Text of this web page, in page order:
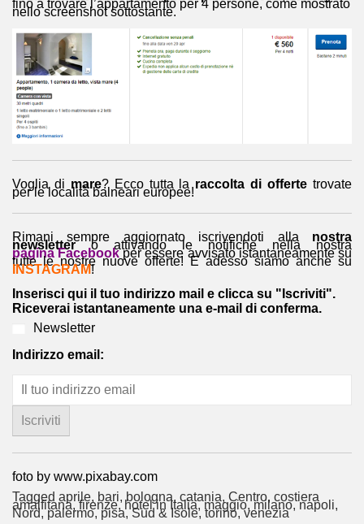
fino a trovare l’appartamento per 4 persone, come mostrato
nello screenshot sottostante.
Voglia di mare? Ecco tutta la raccolta di offerte trovate
per le località balneari europee!
Rimani sempre aggiornato iscrivendoti alla nostra
newslettero attivando le notifiche nella nostra
pagina Facebookper essere avvisato istantaneamente su
tutte le nostre nuove offerte! E adesso siamo anche su
INSTAGRAM!
Inserisci qui il tuo indirizzo mail e clicca su "Iscriviti".
Riceverai istantaneamente una e-mail di conferma.
Newsletter
Indirizzo email:
foto by www.pixabay.com
Tagged aprile, bari,bologna, catania, Centro, costiera
amalfitana,firenze, hotel in Italia,maggio,milano,napoli,
Nord,palermo,pisa,Sud & Isole, torino,venezia